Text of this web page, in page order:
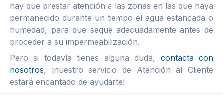
hay que prestar atención a las zonas en las que haya
permanecido durante un tiempo el agua estancada o
humedad, para que seque adecuadamente antes de
proceder a su impermeabilización.
Pero si todavía tienes alguna duda, contacta con
nosotros, ¡nuestro servicio de Atención al Cliente
estará encantado de ayudarte!